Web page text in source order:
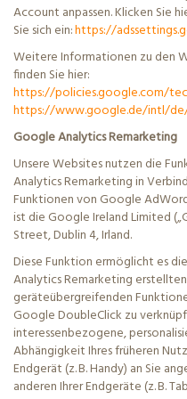
Account anpassen. Klicken Sie
Sie sich ein:https://
Weitere Informationen zu den
finden Sie hier:
https://policies.google.com/
https://www.google.de/intl/
Google AnalyticsRemarketing
Unsere Websites nutzen die
AnalyticsRemarketingin
Funktionen von Google
ist die GoogleIrelandLimited
Street, Dublin 4, Irland.
Diese Funktion ermöglicht es
AnalyticsRemarketing
geräteübergreifenden
GoogleDoubleClick zu
interessenbezogene,
Abhängigkeit Ihres früheren
Endgerät (z. B. Handy) an Sie
anderen Ihrer Endgeräte (z. B.